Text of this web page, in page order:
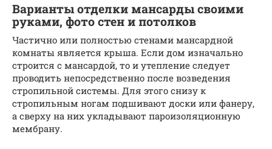
Варианты отделки мансарды своими
руками, фото стен и потолков
Частично или полностью стенами мансардной
комнаты является крыша. Если дом изначально
строится с мансардой, то и утепление следует
проводить непосредственно после возведения
стропильной системы. Для этого снизу к
стропильным ногам подшивают доски или фанеру,
а сверху на них укладывают пароизоляционную
мембрану.